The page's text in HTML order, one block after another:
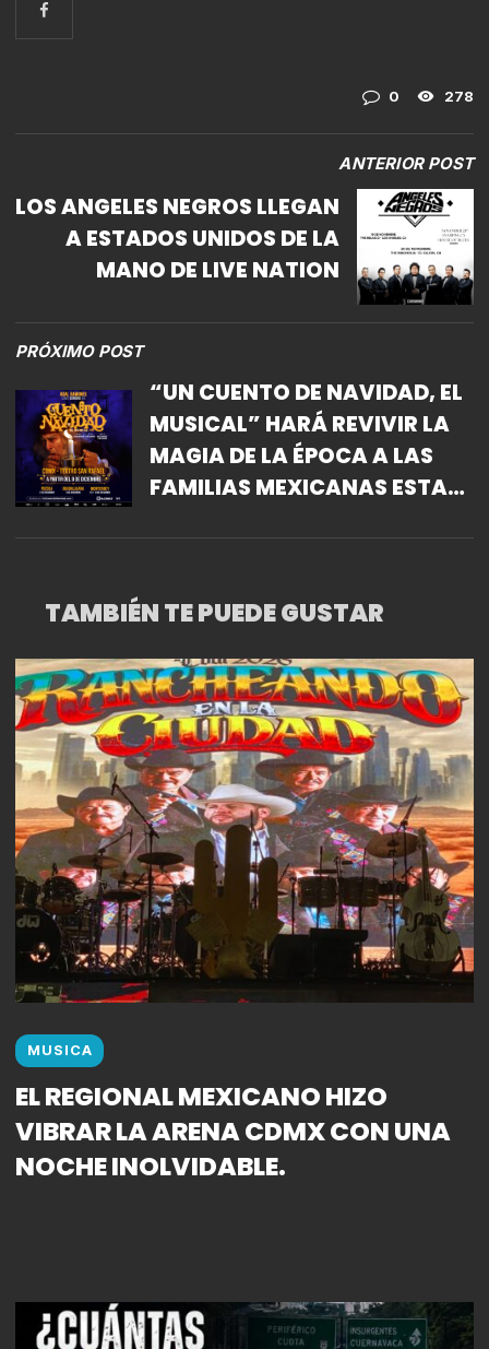
0 278
ANTERIOR POST
LOS ANGELES NEGROS LLEGAN
A ESTADOS UNIDOS DE LA
MANO DE LIVE NATION
PRÓXIMO POST
“UN CUENTO DE NAVIDAD, EL
MUSICAL” HARÁ REVIVIR LA
MAGIA DE LA ÉPOCA A LAS
FAMILIAS MEXICANAS ESTA
TAMBIÉN TE PUEDE GUSTAR
MUSICA
EL REGIONAL MEXICANO HIZO
VIBRAR LA ARENA CDMX CON UNA
NOCHE INOLVIDABLE.